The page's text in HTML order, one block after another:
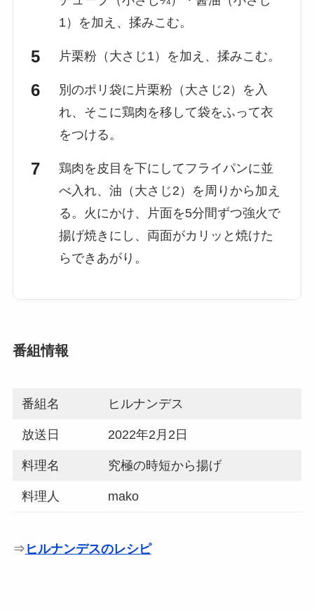
1）を加え、揉みこむ。
片栗粉（大さじ1）を加え、揉みこむ。
別のポリ袋に片栗粉（大さじ2）を入
れ、そこに鶏肉を移して袋をふって衣
をつける。
鶏肉を皮目を下にしてフライパンに並
べ入れ、油（大さじ2）を周りから加え
る。火にかけ、片面を5分間ずつ強火で
揚げ焼きにし、両面がカリッと焼けた
らできあがり。
番組情報
番組名 ヒルナンデス
放送日 2022年2月2日
料理名 究極の時短から揚げ
料理人 mako
⇒ ヒルナンデスのレシピ